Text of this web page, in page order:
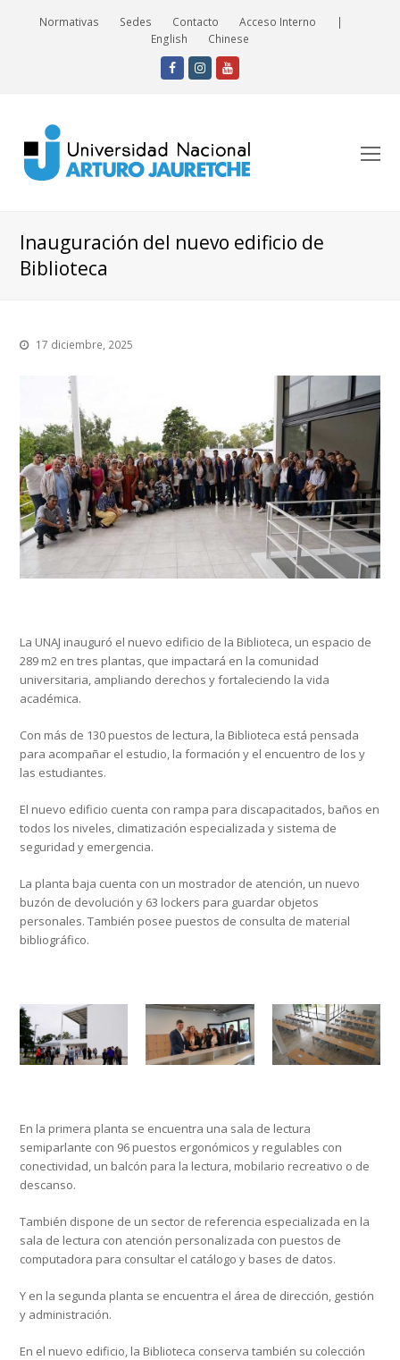
Normativas Sedes Contacto Acceso Interno
|
English
Chinese
Facebook
Instagram
Youtube
Inauguración del nuevo edificio de
Biblioteca
17 diciembre, 2025
La UNAJ inauguró el nuevo edificio de la Biblioteca, un espacio de
289 m2 en tres plantas, que impactará en la comunidad
universitaria, ampliando derechos y fortaleciendo la vida
académica.
Con más de 130 puestos de lectura, la Biblioteca está pensada
para acompañar el estudio, la formación y el encuentro de los y
las estudiantes.
El nuevo edificio cuenta con rampa para discapacitados, baños en
todos los niveles, climatización especializada y sistema de
seguridad y emergencia.
La planta baja cuenta con un mostrador de atención, un nuevo
buzón de devolución y 63 lockers para guardar objetos
personales. También posee puestos de consulta de material
bibliográfico.
En la primera planta se encuentra una sala de lectura
semiparlante con 96 puestos ergonómicos y regulables con
conectividad, un balcón para la lectura, mobilario recreativo o de
descanso.
También dispone de un sector de referencia especializada en la
sala de lectura con atención personalizada con puestos de
computadora para consultar el catálogo y bases de datos.
Y en la segunda planta se encuentra el área de dirección, gestión
y administración.
En el nuevo edificio, la Biblioteca conserva también su colección